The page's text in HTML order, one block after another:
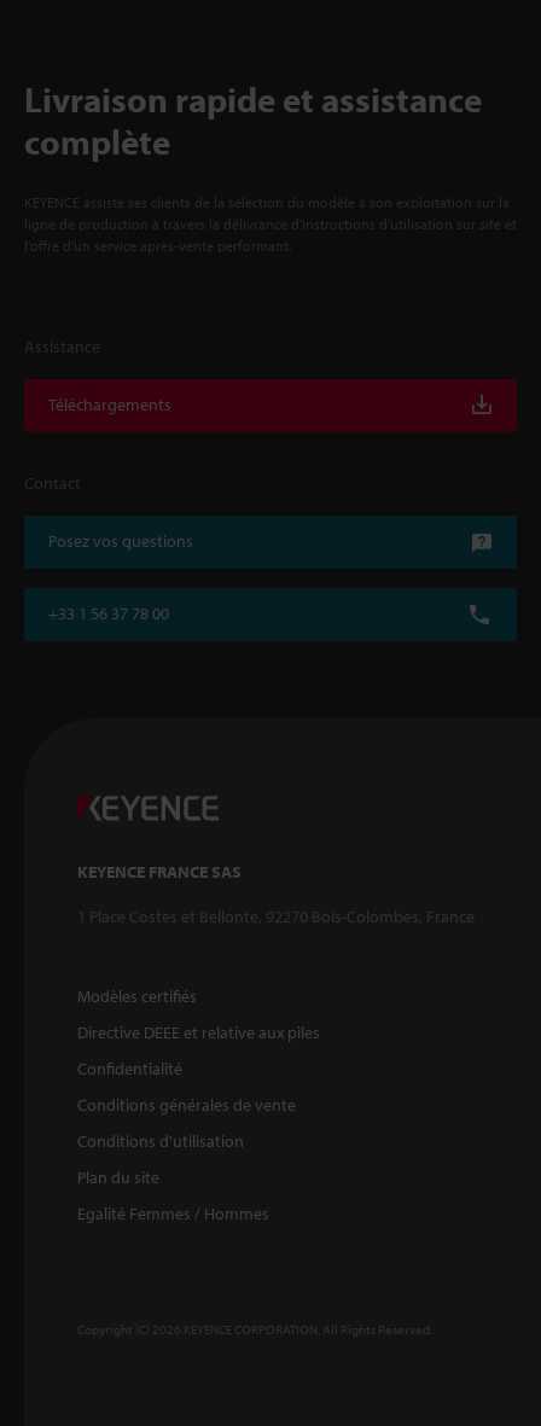
Livraison rapide et assistance
complète
KEYENCE assiste ses clients de la sélection du modèle à son exploitation sur la
ligne de production à travers la délivrance d'instructions d'utilisation sur site et
l'offre d'un service après-vente performant.
Assistance
Téléchargements
Contact
Posez vos questions
+33 1 56 37 78 00
KEYENCE FRANCE SAS
1 Place Costes et Bellonte, 92270 Bois-Colombes, France
Modèles certifiés
Directive DEEE et relative aux piles
Confidentialité
Conditions générales de vente
Conditions d'utilisation
Plan du site
Egalité Femmes / Hommes
Copyright (C) 2026 KEYENCE CORPORATION. All Rights Reserved.